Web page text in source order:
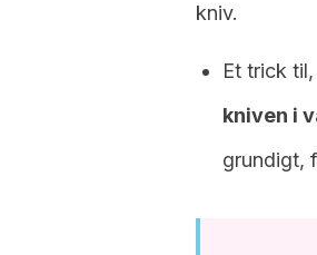
kniv.
Et trick
kniven i
grundigt,